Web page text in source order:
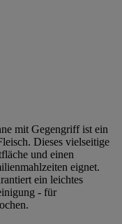
mit Gegengriff ist ein
Dieses vielseitige
und einen
eignet.
ein leichtes
- für